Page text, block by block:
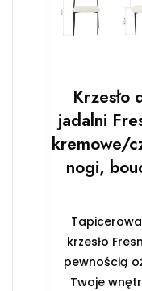
Krzesło
jadalni
kremowe/
nogi,
krzesło
pewnością
Twoje